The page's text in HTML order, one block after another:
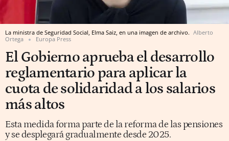
La ministra de Seguridad Social, Elma Saiz, en una imagen de archivo. Alberto
Ortega
Europa Press
El Gobierno aprueba el desarrollo
reglamentario para aplicar la
cuota de solidaridad a los salarios
más altos
Esta medida forma parte de la reforma de las pensiones
y se desplegará gradualmente desde 2025.